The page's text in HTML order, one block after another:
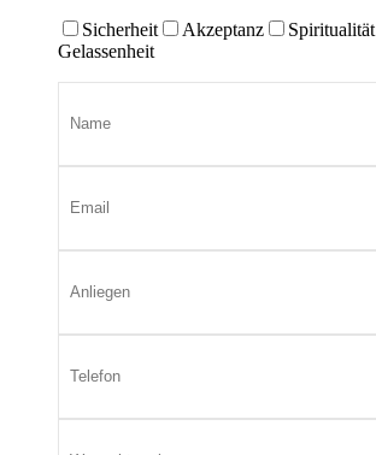
Sicherheit Akzeptanz
Spiritualität
Gelassenheit